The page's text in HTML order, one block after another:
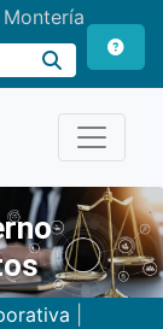
Montería